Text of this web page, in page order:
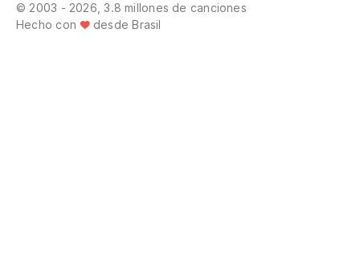
© 2003 - 2026, 3.8 millones de canciones
Hecho con
desde Brasil